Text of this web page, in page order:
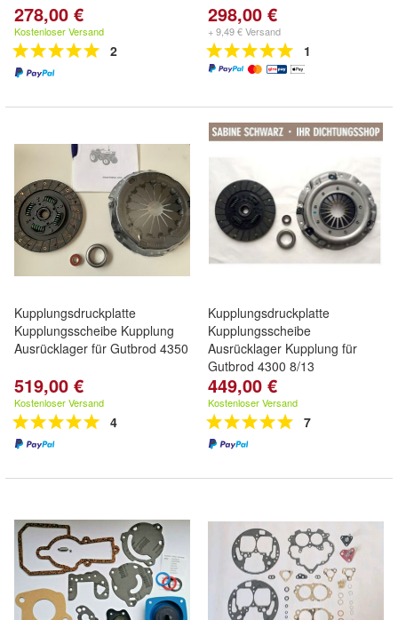
278,00 €
Kostenloser Versand
2
298,00 €
+ 9,49 € Versand
1
Kupplungsdruckplatte
Kupplungsscheibe Kupplung
Ausrücklager für Gutbrod 4350
519,00 €
Kostenloser Versand
4
Kupplungsdruckplatte
Kupplungsscheibe
Ausrücklager Kupplung für
Gutbrod 4300 8/13
449,00 €
Kostenloser Versand
7